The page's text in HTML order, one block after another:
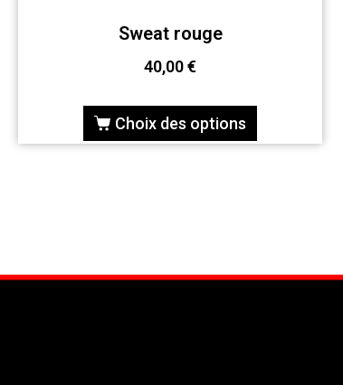
Sweat rouge
40,00€
Choix des options